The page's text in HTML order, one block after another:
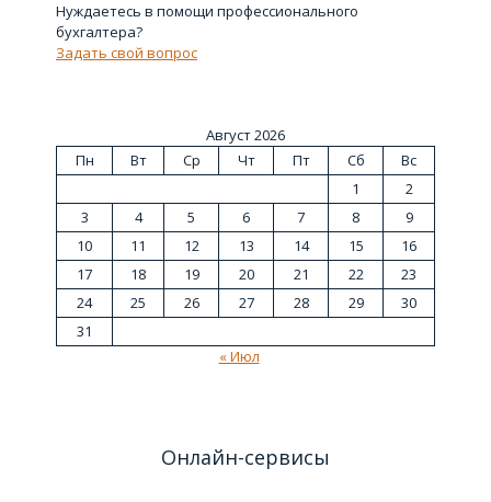
Нуждаетесь в помощи профессионального
бухгалтера?
Задать свой вопрос
Август 2026
Пн
Вт Ср Чт Пт Сб
Вс
1
2
3
4 5 6 7 8
9
10
11 12 13 14 15
16
17
18 19 20 21 22
23
24
25 26 27 28 29
30
31
« Июл
Онлайн-сервисы